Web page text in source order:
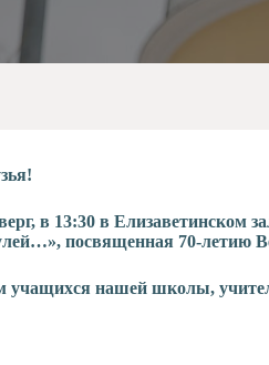
в 13:30 в Елизаветинском
посвященная 70-летию
учащихся нашей школы,